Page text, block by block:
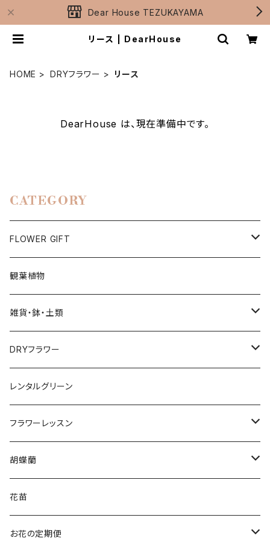
Dear House TEZUKAYAMA
リース | DearHouse
HOME DRYフラワー リース
DearHouse は、現在準備中です。
CATEGORY
FLOWER GIFT
Bouquet
花束
アレンジメント
ローズブーケ
お供え花
アレンジメント
花束
寄せカゴ
花苗5
花苗3
観葉植物
雑貨・鉢・土類
鉢
用土
フラワーベース
園芸資材
ガラス
園芸用品
DRYフラワー
スワッグ
リース
ブーケ＆ブートニア
アレンジメント
レンタルグリーン
フラワーレッスン
アレンジメント
寄せ植え
リース
胡蝶蘭
3本立ち
5本立ち
花苗
お花の定期便